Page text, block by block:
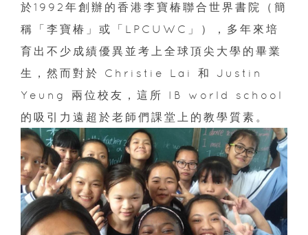
於1992年創辦的香港李寶椿聯合世界書院（簡
稱「李寶椿」或「LPCUWC」），多年來培
育出不少成績優異並考上全球頂尖大學的畢業
生，然而對於 Christie Lai 和 Justin
Yeung 兩位校友，這所 IB world school
的吸引力遠超於老師們課堂上的教學質素。